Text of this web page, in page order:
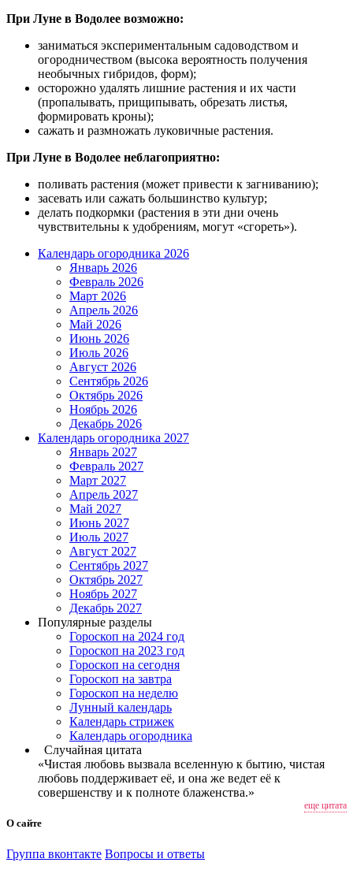
При Луне в Водолее возможно:
заниматься экспериментальным садоводством и
огородничеством (высока вероятность получения
необычных гибридов, форм);
осторожно удалять лишние растения и их части
(пропалывать, прищипывать, обрезать листья,
формировать кроны);
сажать и размножать луковичные растения.
При Луне в Водолее неблагоприятно:
поливать растения (может привести к загниванию);
засевать или сажать большинство культур;
делать подкормки (растения в эти дни очень
чувствительны к удобрениям, могут «сгореть»).
Календарь огородника 2026
Январь 2026
Февраль 2026
Март 2026
Апрель 2026
Май 2026
Июнь 2026
Июль 2026
Август 2026
Сентябрь 2026
Октябрь 2026
Ноябрь 2026
Декабрь 2026
Календарь огородника 2027
Январь 2027
Февраль 2027
Март 2027
Апрель 2027
Май 2027
Июнь 2027
Июль 2027
Август 2027
Сентябрь 2027
Октябрь 2027
Ноябрь 2027
Декабрь 2027
Популярные разделы
Гороскоп на 2024 год
Гороскоп на 2023 год
Гороскоп на сегодня
Гороскоп на завтра
Гороскоп на неделю
Лунный календарь
Календарь стрижек
Календарь огородника
Случайная цитата
«Чистая любовь вызвала вселенную к бытию, чистая
любовь поддерживает её, и она же ведет её к
совершенству и к полноте блаженства.»
еще цитата
О сайте
Группа вконтакте Вопросы и ответы